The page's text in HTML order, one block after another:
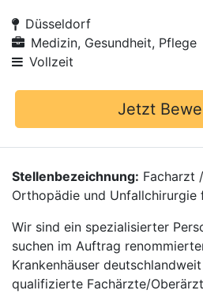
Düsseldorf
Medizin, Gesundheit, Pflege
Vollzeit
Jetzt
Stellenbezeichnung: Facharzt
Orthopädie und Unfallchirurgie
Wir sind ein spezialisierter
suchen im Auftrag
Krankenhäuser
qualifizierte Fachärzte/